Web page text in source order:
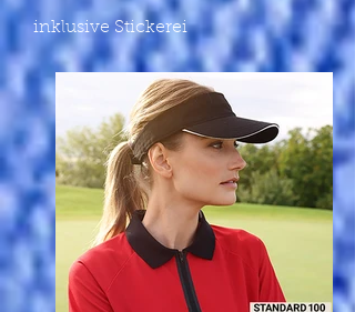
inklusive Stickerei